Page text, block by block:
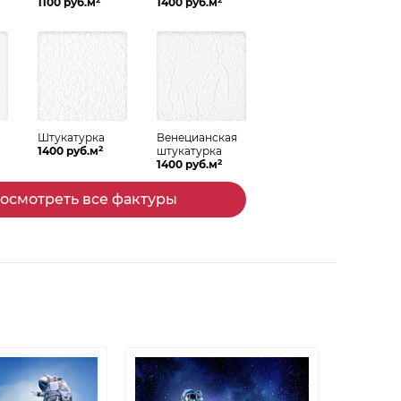
Спальня
Штукатурка
1400 руб.м2
Венецианская
штукатурка
1400 руб.м2
все фактуры